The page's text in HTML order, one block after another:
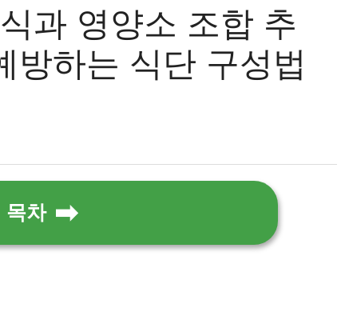
과 영양소 조합 추
방하는 식단 구성법
목차